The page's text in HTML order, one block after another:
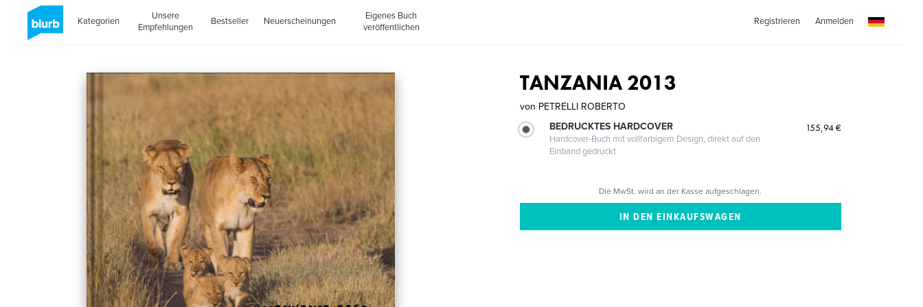
Kategorien
Unsere
Empfehlungen
Bestseller Neuerscheinungen
Eigenes Buch
veröffentlichen
Registrieren Anmelden
TANZANIA 2013
von PETRELLI ROBERTO
BEDRUCKTES HARDCOVER
Hardcover-Buch mit vollfarbigem Design, direkt auf den
Einband gedruckt
155,94 €
Die MwSt. wird an der Kasse aufgeschlagen.